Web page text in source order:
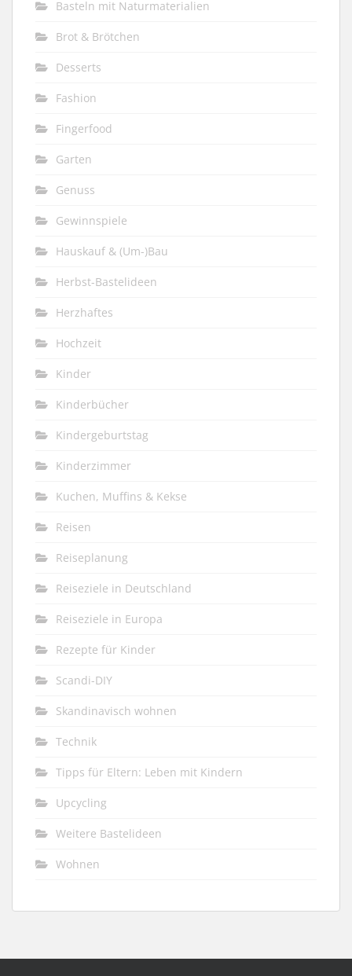
Basteln mit Naturmaterialien
Brot & Brötchen
Desserts
Fashion
Fingerfood
Garten
Genuss
Gewinnspiele
Hauskauf & (Um-)Bau
Herbst-Bastelideen
Herzhaftes
Hochzeit
Kinder
Kinderbücher
Kindergeburtstag
Kinderzimmer
Kuchen, Muffins & Kekse
Reisen
Reiseplanung
Reiseziele in Deutschland
Reiseziele in Europa
Rezepte für Kinder
Scandi-DIY
Skandinavisch wohnen
Technik
Tipps für Eltern: Leben mit Kindern
Upcycling
Weitere Bastelideen
Wohnen